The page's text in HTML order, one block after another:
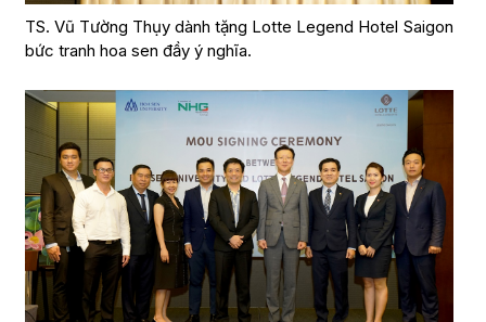
TS. Vũ Tường Thụy dành tặng Lotte Legend Hotel Saigon
bức tranh hoa sen đầy ý nghĩa.